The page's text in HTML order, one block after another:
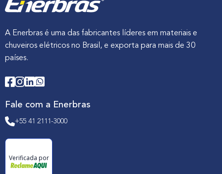
A Enerbras é uma das fabricantes líderes em materiais e
chuveiros elétricos no Brasil, e exporta para mais de 30
países.
Fale com a Enerbras
+55 41 2111-3000
Verificada por